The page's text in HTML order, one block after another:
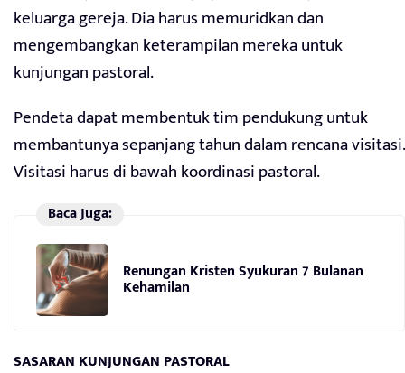
keluarga gereja. Dia harus memuridkan dan
mengembangkan keterampilan mereka untuk
kunjungan pastoral.
Pendeta dapat membentuk tim pendukung untuk
membantunya sepanjang tahun dalam rencana visitasi.
Visitasi harus di bawah koordinasi pastoral.
Baca Juga:
Renungan Kristen Syukuran 7 Bulanan
Kehamilan
SASARAN KUNJUNGAN PASTORAL